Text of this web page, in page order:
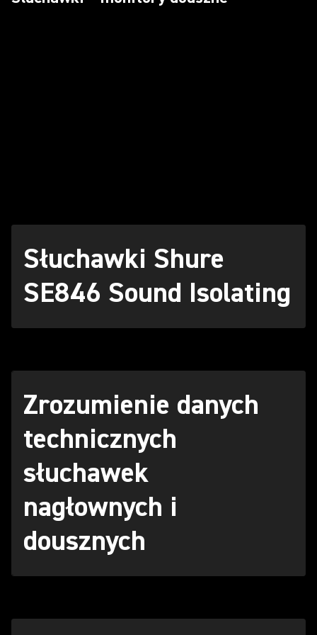
Słuchawki Shure
SE846 Sound Isolating
Zrozumienie danych
technicznych
słuchawek
nagłownych i
dousznych